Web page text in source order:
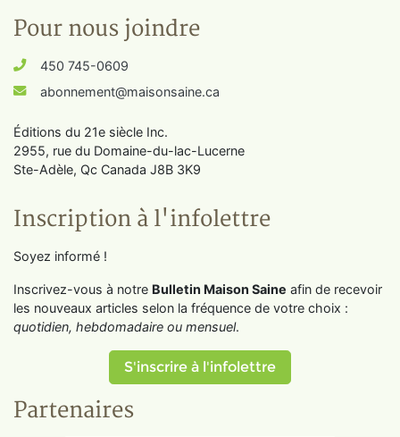
Pour nous joindre
450 745-0609
abonnement@maisonsaine.ca
Éditions du 21e siècle Inc.
2955, rue du Domaine-du-lac-Lucerne
Ste-Adèle, Qc Canada J8B 3K9
Inscription à l'infolettre
Soyez informé !
Inscrivez-vous à notre Bulletin Maison Saine afin de recevoir
les nouveaux articles selon la fréquence de votre choix :
quotidien, hebdomadaire ou mensuel.
S'inscrire à l'infolettre
Partenaires